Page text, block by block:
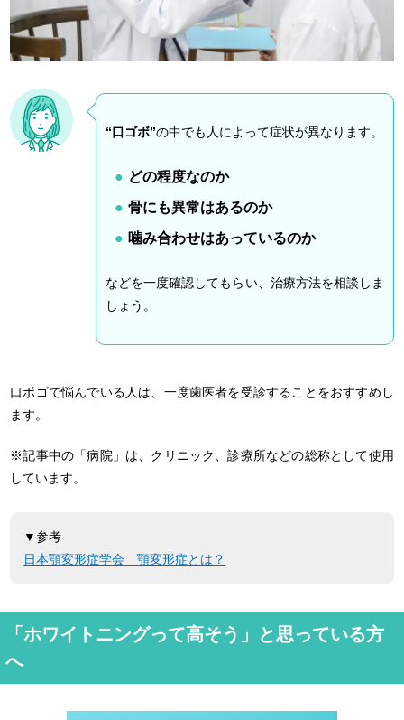
“口ゴボ”の中でも人によって症状が異なります。
どの程度なのか
骨にも異常はあるのか
噛み合わせはあっているのか
などを一度確認してもらい、治療方法を相談しま
しょう。
口ボゴで悩んでいる人は、一度歯医者を受診することをおすすめし
ます。
※記事中の「病院」は、クリニック、診療所などの総称として使用
しています。
▼参考
日本顎変形症学会 顎変形症とは？
「ホワイトニングって高そう」と思っている方
へ